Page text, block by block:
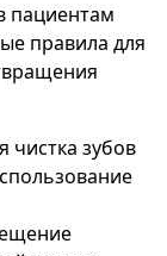
пациентам
правила для
чистка зубов